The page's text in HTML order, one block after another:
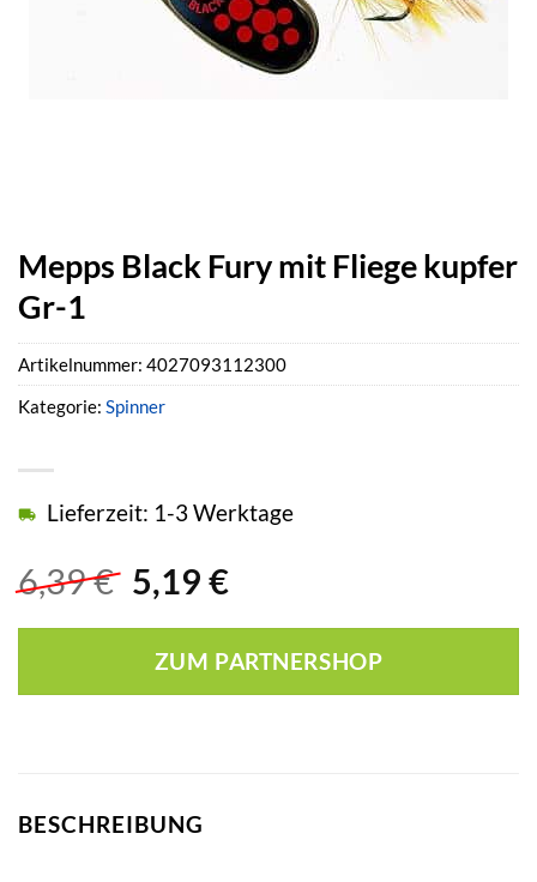
Mepps Black Fury mit Fliege kupfer
Gr-1
6,39€ Ursprünglicher
war:
6,39 €
5,19 €Aktueller
ist:
5,19 €.
Lieferzeit: 1-3 Werktage
ZUM PARTNERSHOP
Artikelnummer: 4027093112300
Kategorie: Spinner
BESCHREIBUNG